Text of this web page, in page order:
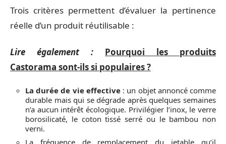
Trois critères permettent d’évaluer la pertinence
réelle d’un produit réutilisable :
Lire également :
Pourquoi les produits
Castorama sont-ils si populaires ?
La durée de vie effective: un objet annoncé comme
durable mais qui se dégrade après quelques semaines
n’a aucun intérêt écologique. Privilégier l’inox, le verre
borosilicaté, le coton tissé serré ou le bambou non
verni.
La fréquence de remplacement du jetable qu’il